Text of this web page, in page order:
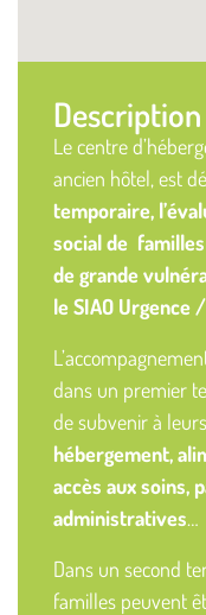
Description
Le centre
ancien hôtel, est
temporaire,
social de
de grande
le SIAO Urgence /
dans un premier
de subvenir à
hébergement,
accès aux soins,
administratives…
Dans un second
familles peuvent